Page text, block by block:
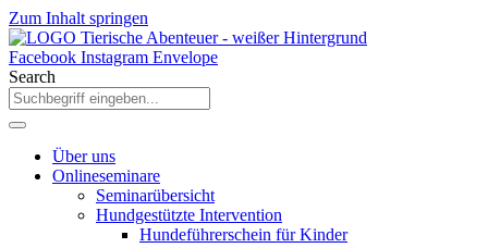
Zum Inhalt springen
Facebook Instagram Envelope
Search
Über uns
Onlineseminare
Seminarübersicht
Hundgestützte Intervention
Hundeführerschein für Kinder